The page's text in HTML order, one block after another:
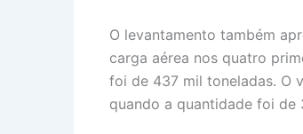
O levantamento também
carga aérea nos quatro
foi de 437 mil toneladas. O
quando a quantidade foi de